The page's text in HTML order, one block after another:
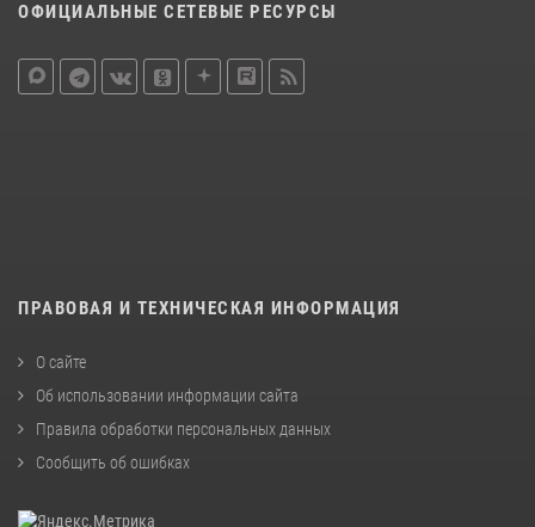
ОФИЦИАЛЬНЫЕ СЕТЕВЫЕ РЕСУРСЫ
ПРАВОВАЯ И ТЕХНИЧЕСКАЯ ИНФОРМАЦИЯ
О сайте
Об использовании информации сайта
Правила обработки персональных данных
Сообщить об ошибках